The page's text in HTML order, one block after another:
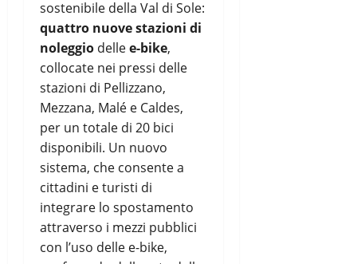
sostenibile della Val di Sole:
quattro nuove stazioni di
noleggio dellee-bike,
collocate nei pressi delle
stazioni di Pellizzano,
Mezzana, Malé e Caldes,
per un totale di 20 bici
disponibili. Un nuovo
sistema, che consente a
cittadini e turisti di
integrare lo spostamento
attraverso i mezzi pubblici
con l’uso delle e-bike,